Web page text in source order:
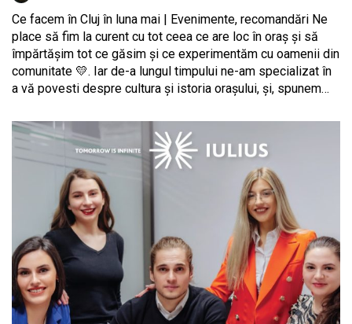
Ce facem în Cluj în luna mai | Evenimente, recomandări Ne
place să fim la curent cu tot ceea ce are loc în oraș și să
împărtășim tot ce găsim și ce experimentăm cu oamenii din
comunitate 💛. Iar de-a lungul timpului ne-am specializat în
a vă povesti despre cultura și istoria orașului, și, spunem…